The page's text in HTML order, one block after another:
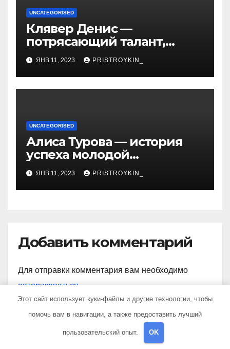
UNCATEGORISED
Клявер Денис —
потрясающий талант,
захватывающий сердца
миллионов слушателей —
узнайте обо всем, что
нужно знать о его
жизни!
ЯНВ 11, 2023 PRISTROYKIN_
UNCATEGORISED
Алиса Турова — история
успеха молодой
предпринимательницы,
которая покорила бизнес-
мир своим уникальным
ЯНВ 11, 2023 PRISTROYKIN_
Добавить комментарий
Для отправки комментария вам необходимо
авторизоваться.
Этот сайт использует куки-файлы и другие технологии, чтобы
помочь вам в навигации, а также предоставить лучший
пользовательский опыт. OK